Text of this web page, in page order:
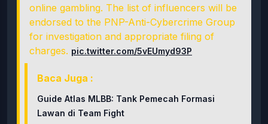
online gambling. The list of influencers will be
endorsed to the PNP-Anti-Cybercrime Group
for investigation and appropriate filing of
charges. pic.twitter.com/5vEUmyd93P
Baca Juga :
Guide Atlas MLBB: Tank Pemecah Formasi
Lawan di Team Fight